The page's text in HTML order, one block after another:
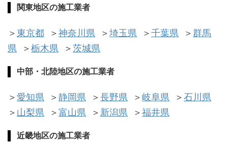
関東地区の施工業者
＞東京都 ＞神奈川県 ＞埼玉県 ＞千葉県 ＞ 群馬
県 ＞栃木県 ＞茨城県
中部・北陸地区の施工業者
＞愛知県 ＞静岡県 ＞長野県 ＞岐阜県 ＞石川県
＞ 山梨県 ＞富山県 ＞ 新潟県 ＞福井県
近畿地区の施工業者